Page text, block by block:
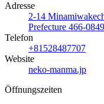
Adresse
2-14
Prefecture 466-
Telefon
+81528487707
Website
neko-manma.jp
Öffnungszeiten